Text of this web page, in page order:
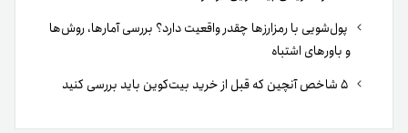
پول‌شویی با رمزارزها چقدر واقعیت دارد؟ بررسی آمارها، روش‌ها
و باورهای اشتباه